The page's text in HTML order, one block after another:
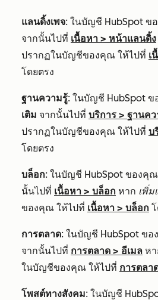
แลนดิ้งเพจ: ในบัญชี HubSpot ข
จากนั้นไปที่ เนื้อหา > หน้าแลนดิ้ง
ปรากฏในบัญชีของคุณ ให้ไปที่ เ
โดยตรง
ฐานความรู้: ในบัญชี HubSpot
เติม จากนั้นไปที่ บริการ > ฐานค
ปรากฏในบัญชีของคุณ ให้ไปที่ บ
โดยตรง
บล็อก: ในบัญชี HubSpot ของคุ
นั้นไปที่ เนื้อหา > บล็อก หาก เพิ่ม
ของคุณ ให้ไปที่ เนื้อหา > บล็อก
การตลาด: ในบัญชี HubSpot ข
จากนั้นไปที่ การตลาด > อีเมล ห
ในบัญชีของคุณ ให้ไปที่ การตลา
โพสต์ทางสังคม: ในบัญชี